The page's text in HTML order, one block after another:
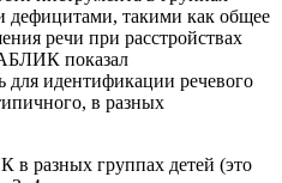
дефицитами, такими как общее
речи при расстройствах
показал
для идентификации речевого
в разных
разных группах детей (это